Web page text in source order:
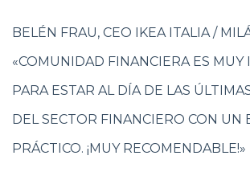
BELÉN FRAU, CEO IKEA ITALIA /
«COMUNIDAD FINANCIERA ES MUY
PARA ESTAR AL DÍA DE LAS
DEL SECTOR FINANCIERO CON UN
PRÁCTICO. ¡MUY RECOMENDABLE!»